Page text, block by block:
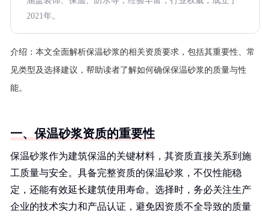
2021年。
介绍： 本文全面解析保温砂浆的相关资质要求，包括其重要性、常
见类型及选择建议，帮助读者了解如何确保保温砂浆的质量与性
能。
一、保温砂浆资质的重要性
保温砂浆作为建筑保温的关键材料，其资质直接关系到施
工质量与安全。具备完整资质的保温砂浆，不仅性能稳
定，还能有效延长建筑使用寿命。选择时，务必关注生产
企业的技术实力和产品认证，避免因资质不全导致的质量